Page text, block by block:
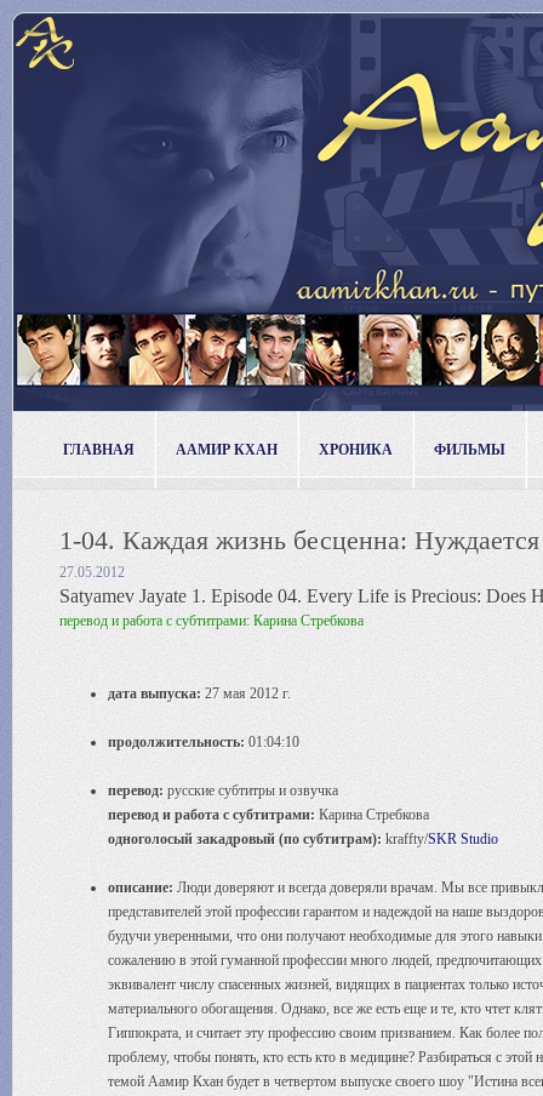
ГЛАВНАЯ ААМИР КХАН ХРОНИКА ФИЛЬМЫ
1-04. Каждая жизнь бесценна:
27.05.2012
Satyamev Jayate 1. Episode 04. Every Life is Precious: Does
перевод и работа с субтитрами: Карина Стребкова
дата выпуска: 27 мая 2012 г.
продолжительность: 01:04:10
перевод: русские субтитры и озвучка
перевод и работа с субтитрами: Карина Стребкова
одноголосый закадровый (по субтитрам): kraffty/SKR Studio
описание: Люди доверяют и всегда доверяли врачам. Мы все
представителей этой профессии гарантом и надеждой на наше
будучи уверенными, что они получают необходимые для этого
сожалению в этой гуманной профессии много людей,
эквивалент числу спасенных жизней, видящих в пациентах только
материального обогащения. Однако, все же есть еще и те, кто чтет
Гиппократа, и считает эту профессию своим призванием. Как более
проблему, чтобы понять, кто есть кто в медицине? Разбираться с этой
темой Аамир Кхан будет в четвертом выпуске своего шоу "Истина